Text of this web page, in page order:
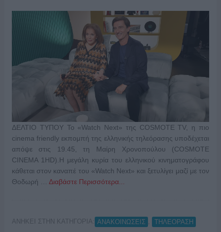
ΔΕΛΤΙΟ ΤΥΠΟΥ Το «Watch Next» της COSMOTE TV, η πιο
cinema friendly εκπομπή της ελληνικής τηλεόρασης υποδέχεται
απόψε στις 19.45, τη Μαίρη Χρονοπούλου (COSMOTE
CINEMA 1HD).Η μεγάλη κυρία του ελληνικού κινηματογράφου
κάθεται στον καναπέ του «Watch Next» και ξετυλίγει μαζί με τον
Θοδωρή … Διαβάστε Περισσότερα...
ΑΝΗΚΕΙ ΣΤΗΝ ΚΑΤΗΓΟΡΙΑ: ΑΝΑΚΟΙΝΩΣΕΙΣ ΤΗΛΕΟΡΑΣΗ